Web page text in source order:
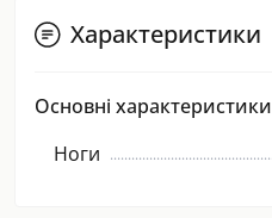
Характеристики
Основні характеристики
Ноги